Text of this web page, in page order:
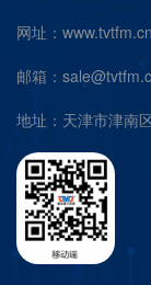
网址：www.tvtfm.cn
邮箱：
地址：天津市津南